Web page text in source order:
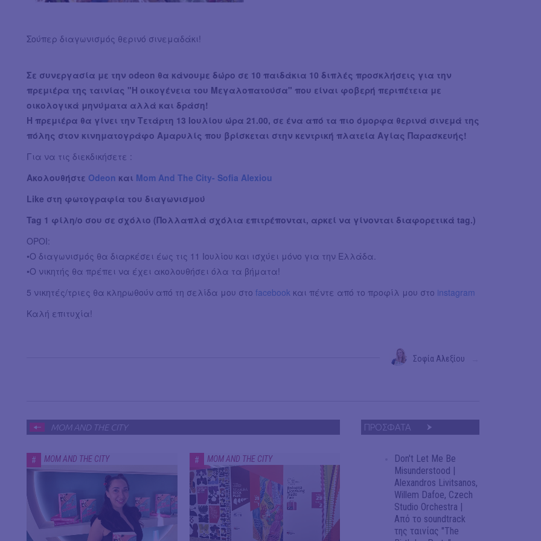
Σούπερ διαγωνισμός θερινό σινεμαδάκι!
Σε συνεργασία με την odeon θα κάνουμε δώρο σε 10 παιδάκια 10 διπλές προσκλήσεις για την
πρεμιέρα της ταινίας "Η οικογένεια του Μεγαλοπατούσα" που είναι φοβερή περιπέτεια με
οικολογικά μηνύματα αλλά και δράση!
Η πρεμιέρα θα γίνει την Τετάρτη 13 Ιουλίου ώρα 21.00, σε ένα από τα πιο όμορφα θερινά σινεμά της
πόλης στον κινηματογράφο Αμαρυλίς που βρίσκεται στην κεντρική πλατεία Αγίας Παρασκευής!
Για να τις διεκδικήσετε :
Ακολουθήστε Odeon και Mom And The City- Sofia Alexiou
Like στη φωτογραφία του διαγωνισμού
Tag 1 φίλη/ο σου σε σχόλιο (Πολλαπλά σχόλια επιτρέπονται, αρκεί να γίνονται διαφορετικά tag.)
ΟΡΟΙ:
•Ο διαγωνισμός θα διαρκέσει έως τις 11 Ιουλίου και ισχύει μόνο για την Ελλάδα.
•Ο νικητής θα πρέπει να έχει ακολουθήσει όλα τα βήματα!
5 νικητές/τριες θα κληρωθούν από τη σελίδα μου στο facebook και πέντε από το προφίλ μου στο instagram
Καλή επιτυχία!
Σοφία Αλεξίου
MOM AND THE CITY
# MOM AND THE CITY # MOM AND THE CITY
ΠΡΟΣΦΑΤΑ
Don't Let Me Be
Misunderstood |
Alexandros Livitsanos,
Willem Dafoe, Czech
Studio Orchestra |
Από το soundtrack
της ταινίας "The